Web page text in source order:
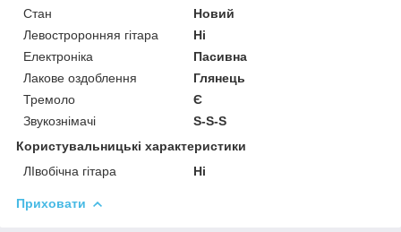
Стан
Новий
Левостроронняя гітара
Ні
Електроніка
Пасивна
Лакове оздоблення
Глянець
Тремоло
Є
Звукознімачі
S-S-S
Користувальницькі характеристики
ЛІвобічна гітара
Ні
Приховати